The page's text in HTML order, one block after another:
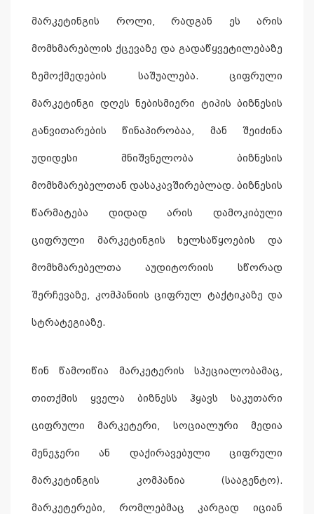
მარკეტინგის როლი, რადგან ეს არის
მომხმარებლის ქცევაზე და გადაწყვეტილებაზე
ზემოქმედების საშუალება. ციფრული
მარკეტინგი დღეს ნებისმიერი ტიპის ბიზნესის
განვითარების წინაპირობაა, მან შეიძინა
უდიდესი მნიშვნელობა ბიზნესის
მომხმარებელთან დასაკავშირებლად. ბიზნესის
წარმატება დიდად არის დამოკიბული
ციფრული მარკეტინგის ხელსაწყოების და
მომხმარებელთა აუდიტორიის სწორად
შერჩევაზე, კომპანიის ციფრულ ტაქტიკაზე და
სტრატეგიაზე.
წინ წამოიწია მარკეტერის სპეციალობამაც,
თითქმის ყველა ბიზნესს ჰყავს საკუთარი
ციფრული მარკეტერი, სოციალური მედია
მენეჯერი ან დაქირავებული ციფრული
მარკეტინგის კომპანია (სააგენტო).
მარკეტერები, რომლებმაც კარგად იციან